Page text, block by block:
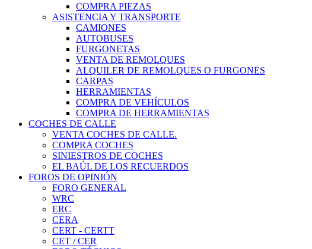
COMPRA PIEZAS
ASISTENCIA Y TRANSPORTE
CAMIONES
AUTOBUSES
FURGONETAS
VENTA DE REMOLQUES
ALQUILER DE REMOLQUES O FURGONES
CARPAS
HERRAMIENTAS
COMPRA DE VEHÍCULOS
COMPRA DE HERRAMIENTAS
COCHES DE CALLE
VENTA COCHES DE CALLE.
COMPRA COCHES
SINIESTROS DE COCHES
EL BAÚL DE LOS RECUERDOS
FOROS DE OPINIÓN
FORO GENERAL
WRC
ERC
CERA
CERT - CERTT
CET / CER